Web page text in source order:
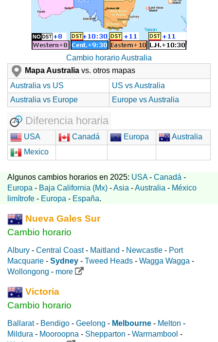
Cambio horario Australia
Mapa Australia vs. otros mapas
Australia vs US
US vs Australia
Australia vs Europe
Europe vs Australia
Diferencia horaria
USA Canadá Europa
Australia
Mexico
Algunos cambios horarios en 2025: USA- Canadá -
Europa - Baja California (Mx) -Asia -Australia - México
limítrofe - Europa - España.
Nueva Gales Sur
Cambio horario
Albury - Central Coast- Maitland - Newcastle - Port
Macquarie - Sydney - Tweed Heads - Wagga Wagga -
Wollongong - more
Victoria
Cambio horario
Ballarat- Bendigo - Geelong - Melbourne - Melton -
Mildura - Mooroopna - Shepparton - Warrnambool -